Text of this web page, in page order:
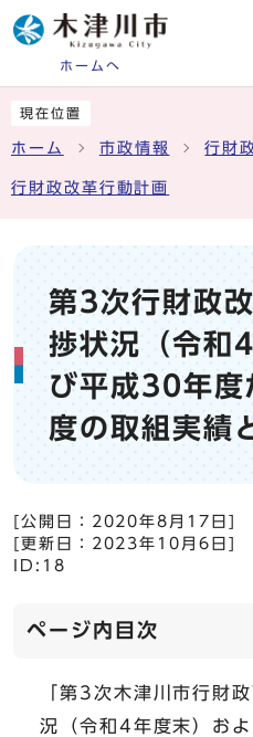
ホームへ
現在位置
ホーム 市政情報 行財
行財政改革行動計画
第3次行財政
捗状況（令和
び平成30年度
度の取組実績
[公開日： 2020年8月17日
[更新日： 2023年10月6日
ID:18
ページ内目次
「第3次木津川市行財
況（令和4年度末）お